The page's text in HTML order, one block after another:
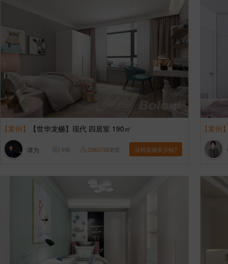
【案例】 【世华龙樾】现代 四居室 190㎡
谭为 6张 2983739浏览 这样装修多少钱?
【案例